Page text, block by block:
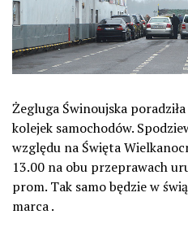
Żegluga Świnoujska
kolejek samochodów.
względu na Święta
13.00 na obu przeprawach
prom. Tak samo będzie w
marca .